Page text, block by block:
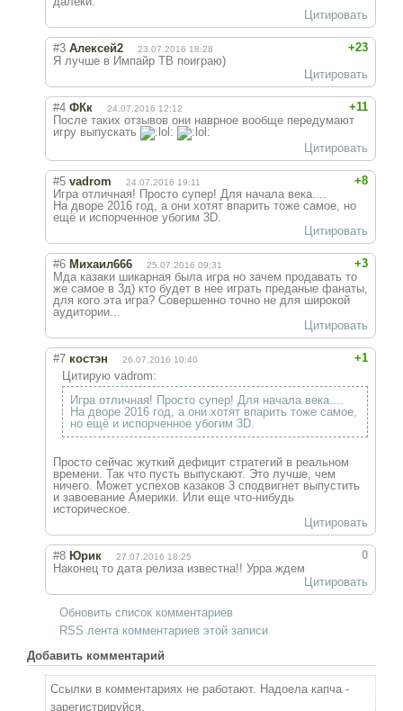
Цитировать
+23
#3 Алексей2 23.07.2016 18:28
Я лучше в Импайр ТВ поиграю)
Цитировать
+11
#4 ФКк 24.07.2016 12:12
После таких отзывов они наврное вообще передумают
игру выпускать
Цитировать
+8
#5 vadrom 24.07.2016 19:11
Игра отличная! Просто супер! Для начала века....
На дворе 2016 год, а они хотят впарить тоже самое, но
ещё и испорченное убогим 3D.
Цитировать
+3
#6 Михаил666 25.07.2016 09:31
Мда казаки шикарная была игра но зачем продавать то
же самое в 3д) кто будет в нее играть преданые фанаты,
для кого эта игра? Совершенно точно не для широкой
аудитории...
Цитировать
+1
#7 костэн 26.07.2016 10:40
Цитирую vadrom:
Игра отличная! Просто супер! Для начала века....
На дворе 2016 год, а они хотят впарить тоже самое,
но ещё и испорченное убогим 3D.
Просто сейчас жуткий дефицит стратегий в реальном
времени. Так что пусть выпускают. Это лучше, чем
ничего. Может успехов казаков 3 сподвигнет выпустить
и завоевание Америки. Или еще что-нибудь
историческое.
Цитировать
0
#8 Юрик 27.07.2016 18:25
Наконец то дата релиза известна!! Урра ждем
Цитировать
Обновить список комментариев
RSS лента комментариев этой записи
Добавить комментарий
Ссылки в комментариях не работают. Надоела капча -
зарегистрируйся.